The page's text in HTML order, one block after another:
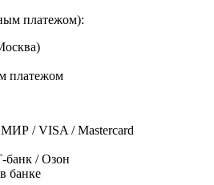
платежом):
платежом
МИР / VISA / Mastercard
банк / Озон
банке